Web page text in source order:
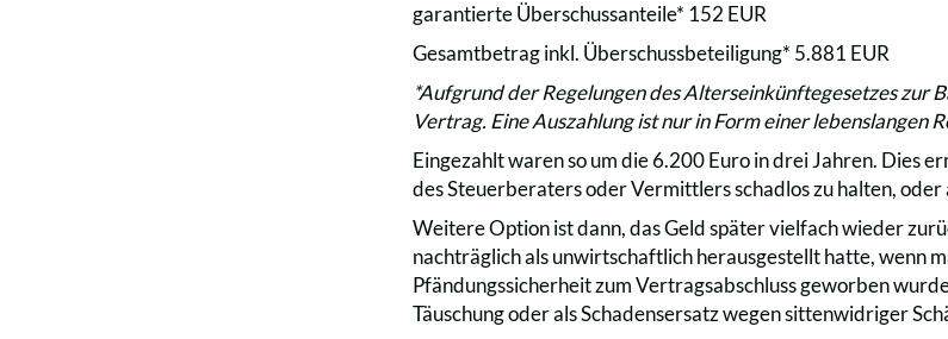
garantierte Überschussanteile* 152 EUR
Gesamtbetrag inkl. Überschussbeteiligung* 5.881 EUR
*Aufgrund der Regelungen des Alterseinkünftegesetzes zur
Vertrag. Eine Auszahlung ist nur in Form einer lebenslangen
Eingezahlt waren so um die 6.200 Euro in drei Jahren. Dies
des Steuerberaters oder Vermittlers schadlos zu halten,
Weitere Option ist dann, das Geld später vielfach wieder
nachträglich als unwirtschaftlich herausgestellt hatte, wenn
Pfändungssicherheit zum Vertragsabschluss geworben
Täuschung oder als Schadensersatz wegen sittenwidriger